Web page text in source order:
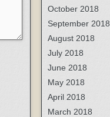
October 2018
September 2018
August 2018
July 2018
June 2018
May 2018
April 2018
March 2018